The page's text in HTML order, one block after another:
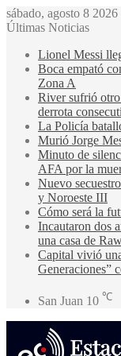
sábado, agosto 8 2026
Últimas Noticias
Lionel Messi
Boca empató
Zona A
River sufrió
derrota
La Policía
Murió Jorge
Minuto de
AFA por la
Nuevo
y Noroeste III
Cómo será la
Incautaron dos
una casa de
Capital vivió
Generaciones”
San Juan 10 ℃